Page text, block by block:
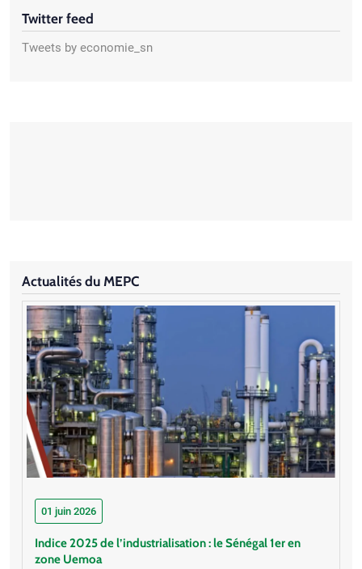
Twitter feed
Tweets by economie_sn
Actualités du MEPC
01 juin 2026
Indice 2025 de l’industrialisation : le Sénégal 1er en
zone Uemoa